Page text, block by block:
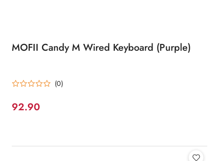
MOFII Candy M Wired Keyboard (Purple)
(0)
Cena:
92.90